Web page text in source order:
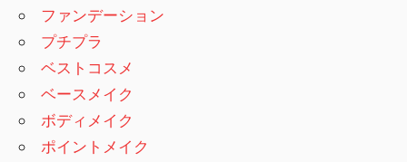
ファンデーション
プチプラ
ベストコスメ
ベースメイク
ボディメイク
ポイントメイク